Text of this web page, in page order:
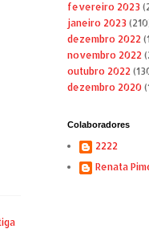
em função
a Guarda
homens e
concurso-
vagas-em-
fevereiro 2023
janeiro 2023
dezembro 2022
novembro 2022
outubro 2022
dezembro 2020
Colaboradores
2222
Renata